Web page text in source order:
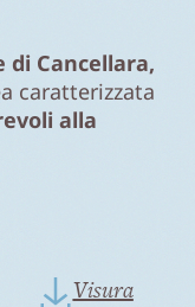
di Cancellara,
caratterizzata
alla
Visura